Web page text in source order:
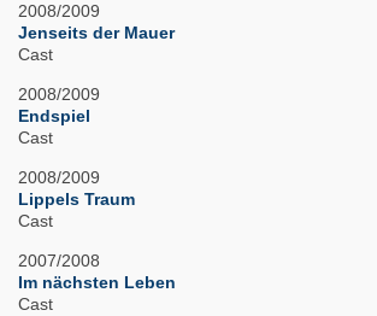
2008/2009
Jenseits der Mauer
Cast
2008/2009
Endspiel
Cast
2008/2009
Lippels Traum
Cast
2007/2008
Im nächsten Leben
Cast